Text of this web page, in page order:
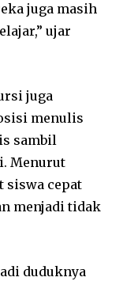
juga masih
ujar
juga
menulis
sambil
Menurut
siswa cepat
menjadi tidak
duduknya